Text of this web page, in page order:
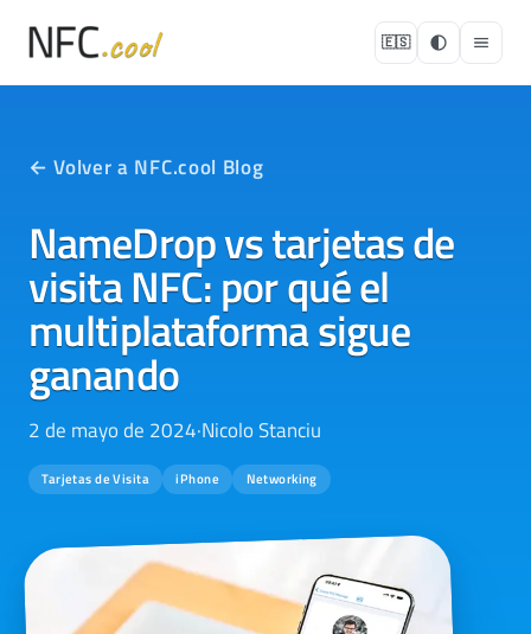
🇪🇸
← Volver a NFC.cool Blog
NameDrop vs tarjetas de
visita NFC: por qué el
multiplataforma sigue
ganando
2 de mayo de 2024·Nicolo Stanciu
Tarjetas de Visita iPhone Networking